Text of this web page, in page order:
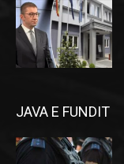
JAVA E FUNDIT